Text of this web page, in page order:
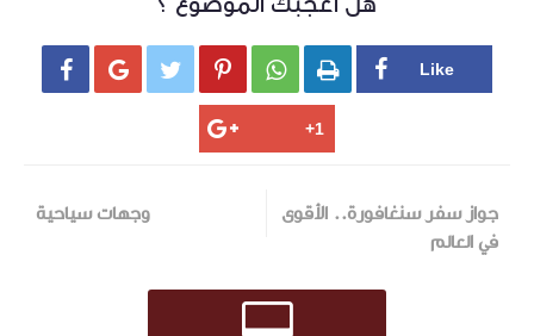
     
جواز سفر سنغافورة.. الأقوى
في العالم
وجهات سياحية